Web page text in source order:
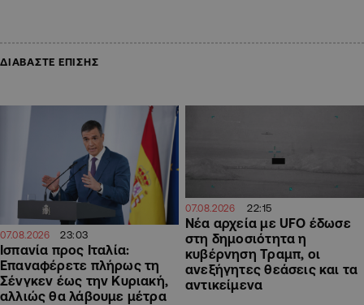
ΔΙΑΒΑΣΤΕ ΕΠΙΣΗΣ
07.08.2026 23:03
Ισπανία προς Ιταλία:
Επαναφέρετε πλήρως τη
Σένγκεν έως την Κυριακή,
αλλιώς θα λάβουμε μέτρα
07.08.2026 22:15
Νέα αρχεία με UFO έδωσε
στη δημοσιότητα η
κυβέρνηση Τραμπ, οι
ανεξήγητες θεάσεις και τα
αντικείμενα